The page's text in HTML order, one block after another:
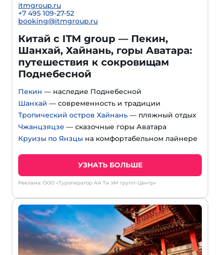
itmgroup.ru
+7 495 109-27-52
booking@itmgroup.ru
Китай с ITM group — Пекин,
Шанхай, Хайнань, горы Аватара:
путешествия к сокровищам
Поднебесной
Пекин — наследие Поднебесной
Шанхай — современность и традиции
Тропический остров Хайнань — пляжный отдых
Чжанцзяцзе — сказочные горы Аватара
Круизы по Янзцы на комфортабельном лайнере
УЗНАТЬ БОЛЬШЕ
Реклама: ООО «Туроператор Ай Ти эМ групп-Центр»